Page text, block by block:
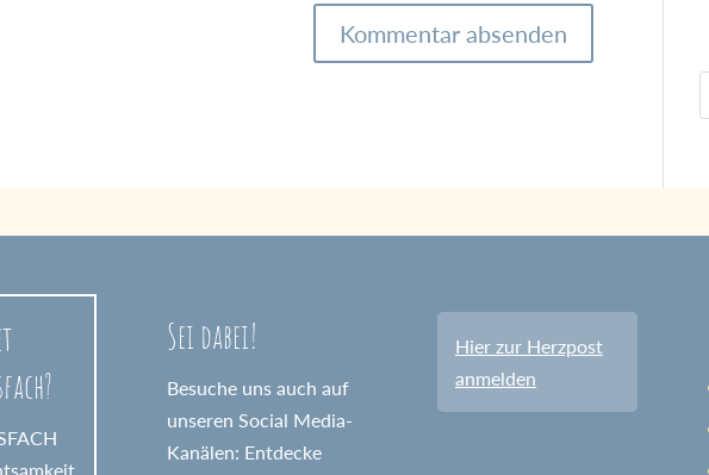
Sei dabei!
Besuche uns auch auf
unseren Social Media-
Kanälen: Entdecke
Hier zur Herzpost
anmelden